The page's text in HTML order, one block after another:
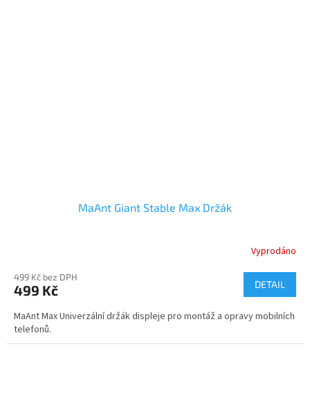
MaAnt Giant Stable Max Držák
Vyprodáno
499 Kč bez DPH
499 Kč DETAIL
MaAnt Max Univerzální držák displeje pro montáž a opravy mobilních
telefonů.